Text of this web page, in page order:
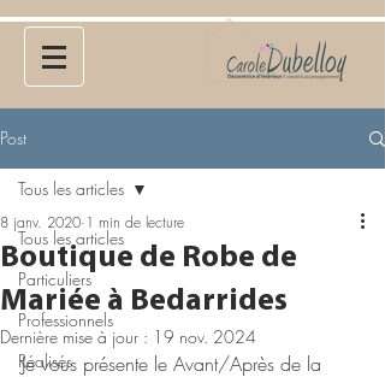
Post
Tous les articles
Particuliers
Professionnels
Réalisés
Tous les articles
Boutique de Robe de
Mariée à Bedarrides
8 janv. 2020 1 min de lecture
Dernière mise à jour : 19 nov. 2024
Je vous présente le Avant/Après de la